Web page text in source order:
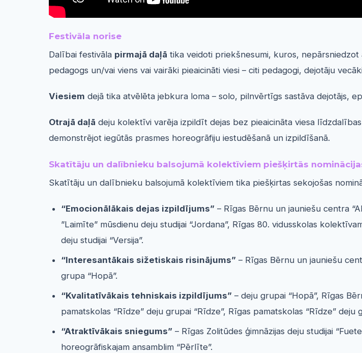
Festivāla norise
Dalībai festivāla pirmajā daļā tika veidoti priekšnesumi, kuros,
pedagogs un/vai viens vai vairāki pieaicināti viesi – citi pedagogi, dejotāju
Viesiem dejā tika atvēlēta jebkura loma – solo, pilnvērtīgs sastāva dejotājs,
Otrajā daļā deju kolektīvi varēja izpildīt dejas bez pieaicināta viesa
demonstrējot iegūtās prasmes horeogrāfiju iestudēšanā un izpildīšanā.
Skatītāju un dalībnieku balsojumā kolektīviem piešķirtās
Skatītāju un dalībnieku balsojumā kolektīviem tika piešķirtas sekojošas
“Emocionālākais dejas izpildījums” – Rīgas Bērnu un jauniešu centra
”Laimīte” mūsdienu deju studijai “Jordana”, Rīgas 80. vidusskolas
deju studijai “Versija”.
“Interesantākais sižetiskais risinājums” – Rīgas Bērnu un jauniešu
grupa “Hopā”.
“Kvalitatīvākais tehniskais izpildījums” – deju grupai “Hopā”, Rīgas
pamatskolas “Rīdze” deju grupai “Rīdze”, Rīgas pamatskolas “Rīdze” deju
“Atraktīvākais sniegums” – Rīgas Zolitūdes ģimnāzijas deju studijai
horeogrāfiskajam ansamblim “Pērlīte”.